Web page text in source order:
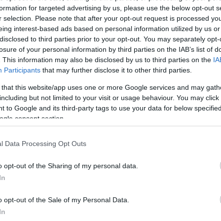
for targeted advertising by us, please use the below opt-out
selection. Please note that after your opt-out request is processed
interest-based ads based on personal information utilized by us
to third parties prior to your opt-out. You may separately
of your personal information by third parties on the IAB’s list of
This information may also be disclosed by us to third parties on the
Participants that may further disclose it to other third parties.
that this website/app uses one or more Google services and may
but not limited to your visit or usage behaviour. You may
to Google and its third-party tags to use your data for below
consent section.
Data Processing Opt Outs
opt-out of the Sharing of my personal data.
opt-out of the Sale of my Personal Data.
ποσό 736 εκατ. ευρώ που αφορά ετεροχρονισμό
δεν επηρεάζουν το αποτέλεσμα της Γενικής
όρους.
εκατ. ευρώ φορολογικών εσόδων του πρώτου
στο έτος 2024. Εξαιρώντας τα ανωτέρω
αποτέλεσμα σε τροποποιημένη ταμειακή
προϋπολογισμού εκτιμάται σε 44 εκατ. ευρώ.
το πρωτογενές αποτέλεσμα σε δημοσιονομικούς
σε ταμειακούς όρους. Επιπρόσθετα, τα
Κυβέρνησης, που περιλαμβάνει και τα
των Νομικών Προσώπων και των